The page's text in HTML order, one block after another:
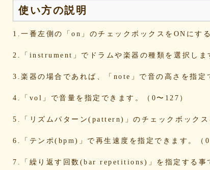
0ec360312d faa9413074 edf12ab6c3
9fcce57df6 8b24beae51
4c796286c6 340ad882e1 1568abddff
d5377cd92c
d0dd3cb603 c59ba222c9
7c5e32d3ed 6e70005023 6b6957415e
db1c936d78 d8e87cf486 d836b49a9d
a01087c2be 83d205db59 8058ee16b9
b37a74366d b2fa6b2e85 b0ebace0d4
e186dc0158 d654560420 c7b6a2d824
65cfc3bafc
549cd673c1 46826ddb7d 1f3db7da4f
使い方の説明
1.一番左側の「on」のチェックボックスをONにす
2.「instrument」でドラムや楽器の種類を選択し
3.楽器の場合であれば、「note」で音の高さを指定
4.「vol」で音量を指定できます。（0〜127）
5.「リズムパターン(pattern)」のチェックボックス
6.「テンポ(bpm)」で再生速度を指定できます。（0
7.「繰り返す回数(bar repetitions)」を指定する事